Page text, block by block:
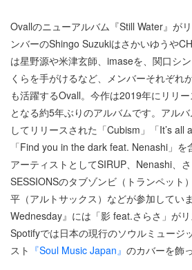
Ovallのニューアルバム『Still Water』が
ンバーのShingo Suzukiはさかいゆうや
は星野源や米津玄師、imaseを、関口シ
くらを手がけるなど、メンバーそれぞれ
も活躍するOvall。今作は2019年にリリ
となる約5年ぶりのアルバムです。アル
してリリースされた「Cubism」「It’s all
「Find you in the dark feat. Nenashi」を
アーティストとしてSIRUP、Nenashi、
SESSIONSのタブゾンビ（トランペット
平（アルトサックス）などが参加してい
Wednesday』には「影 feat.さらさ」がリ
Spotifyでは日本の現行のソウルミュージ
スト 『Soul Music Japan』 のカバーを飾